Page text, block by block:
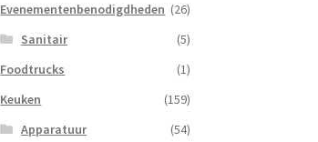
Evenementenbenodigdheden (26)
Sanitair
(5)
Foodtrucks
(1)
Keuken
(159)
Apparatuur
(54)